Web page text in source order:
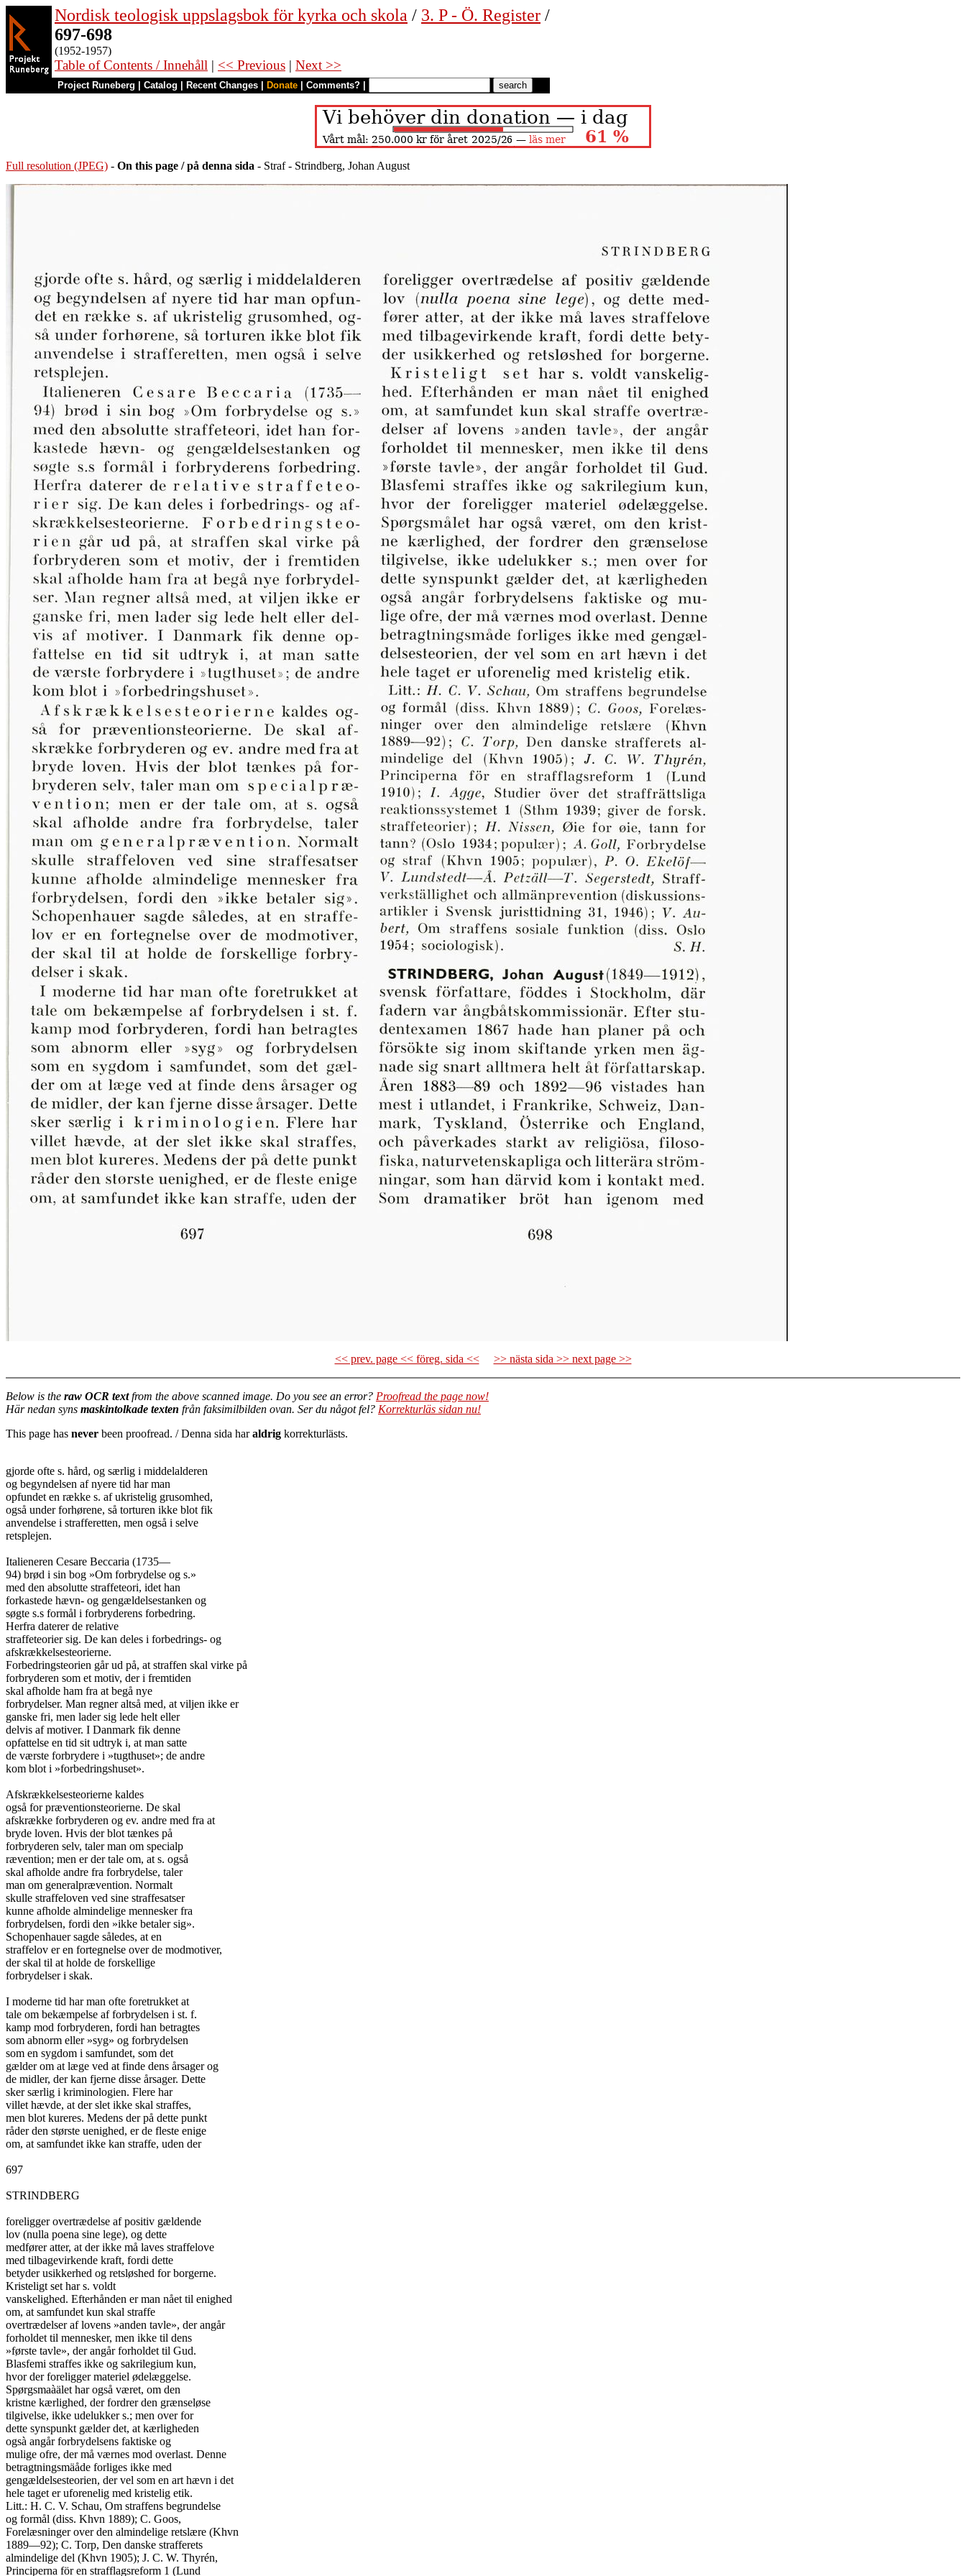
Nordisk teologisk uppslagsbok för kyrka och skola / 3. P - Ö. Register /
697-698
(1952-1957)
Table of Contents / Innehåll | << Previous | Next >>
Project Runeberg Catalog Recent Changes Donate Comments?
Full resolution (JPEG) - On this page / på denna sida - Straf - Strindberg, Johan August
<< prev. page << föreg. sida << >> nästa sida >> next page >>
Below is the raw OCR textfrom the above scanned image. Do you see an error? Proofread the page now!
Här nedan syns maskintolkade texten från faksimilbilden ovan. Ser du något fel? Korrekturläs sidan nu!
This page has never been proofread. / Denna sida haraldrig korrekturlästs.
gjorde ofte s. hård, og særlig i middelalderen
og begyndelsen af nyere tid har man
opfundet en række s. af ukristelig grusomhed,
også under forhørene, så torturen ikke blot fik
anvendelse i strafferetten, men også i selve
retsplejen.
Italieneren Cesare Beccaria (1735—
94) brød i sin bog »Om forbrydelse og s.»
med den absolutte straffeteori, idet han
forkastede hævn- og gengældelsestanken og
søgte s.s formål i forbryderens forbedring.
Herfra daterer de relative
straffeteorier sig. De kan deles i forbedrings- og
afskrækkelsesteorierne.
Forbedringsteorien går ud på, at straffen skal virke på
forbryderen som et motiv, der i fremtiden
skal afholde ham fra at begå nye
forbrydelser. Man regner altså med, at viljen ikke er
ganske fri, men lader sig lede helt eller
delvis af motiver. I Danmark fik denne
opfattelse en tid sit udtryk i, at man satte
de værste forbrydere i »tugthuset»; de andre
kom blot i »forbedringshuset».
Afskrækkelsesteorierne kaldes
også for præventionsteorierne. De skal
afskrække forbryderen og ev. andre med fra at
bryde loven. Hvis der blot tænkes på
forbryderen selv, taler man om specialp
rævention; men er der tale om, at s. også
skal afholde andre fra forbrydelse, taler
man om generalprævention. Normalt
skulle straffeloven ved sine straffesatser
kunne afholde almindelige mennesker fra
forbrydelsen, fordi den »ikke betaler sig».
Schopenhauer sagde således, at en
straffelov er en fortegnelse over de modmotiver,
der skal til at holde de forskellige
forbrydelser i skak.
I moderne tid har man ofte foretrukket at
tale om bekæmpelse af forbrydelsen i st. f.
kamp mod forbryderen, fordi han betragtes
som abnorm eller »syg» og forbrydelsen
som en sygdom i samfundet, som det
gælder om at læge ved at finde dens årsager og
de midler, der kan fjerne disse årsager. Dette
sker særlig i kriminologien. Flere har
villet hævde, at der slet ikke skal straffes,
men blot kureres. Medens der på dette punkt
råder den største uenighed, er de fleste enige
om, at samfundet ikke kan straffe, uden der
697
STRINDBERG
foreligger overtrædelse af positiv gældende
lov (nulla poena sine lege), og dette
medfører atter, at der ikke må laves straffelove
med tilbagevirkende kraft, fordi dette
betyder usikkerhed og retsløshed for borgerne.
Kristeligt set har s. voldt
vanskelighed. Efterhånden er man nået til enighed
om, at samfundet kun skal straffe
overtrædelser af lovens »anden tavle», der angår
forholdet til mennesker, men ikke til dens
»første tavle», der angår forholdet til Gud.
Blasfemi straffes ikke og sakrilegium kun,
hvor der foreligger materiel ødelæggelse.
Spørgsmaàälet har også været, om den
kristne kærlighed, der fordrer den grænseløse
tilgivelse, ikke udelukker s.; men over for
dette synspunkt gælder det, at kærligheden
ogsà angår forbrydelsens faktiske og
mulige ofre, der må værnes mod overlast. Denne
betragtningsmäåde forliges ikke med
gengældelsesteorien, der vel som en art hævn i det
hele taget er uforenelig med kristelig etik.
Litt.: H. C. V. Schau, Om straffens begrundelse
og formål (diss. Khvn 1889); C. Goos,
Forelæsninger over den almindelige retslære (Khvn
1889—92); C. Torp, Den danske strafferets
almindelige del (Khvn 1905); J. C. W. Thyrén,
Principerna för en strafflagsreform 1 (Lund